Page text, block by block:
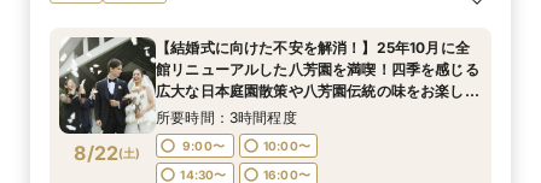
8/22(土)
【結婚式に向けた不安を解消！】25年10月に全
館リニューアルした八芳園を満喫！四季を感じる
広大な日本庭園散策や八芳園伝統の味をお楽しみ
いただける特別試食会付お悩み相談フェア
所要時間：3時間程度
9:00〜
10:00〜
14:30〜
16:00〜